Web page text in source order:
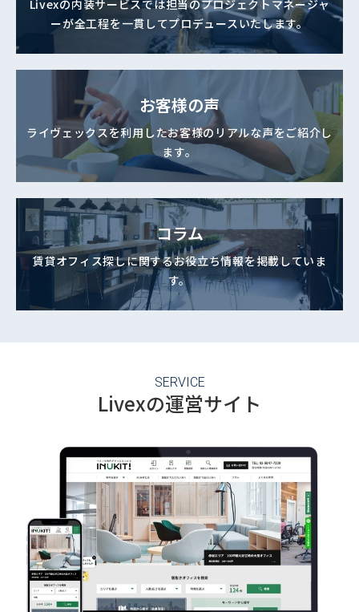
Livexの内装サービスでは担当のプロジェクトマネージャ
ーが全工程を一貫してプロデュースいたします。
お客様の声
ライヴェックスを利用したお客様のリアルな声をご紹介し
ます。
コラム
賃貸オフィス探しに関するお役立ち情報を掲載していま
す。
SERVICE
Livexの運営サイト